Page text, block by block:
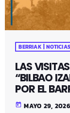
BERRIAK | NOTICIAS
LAS
“BILBAO
POR EL
today MAYO 29, 2026